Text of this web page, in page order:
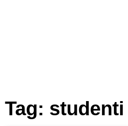
Tag: